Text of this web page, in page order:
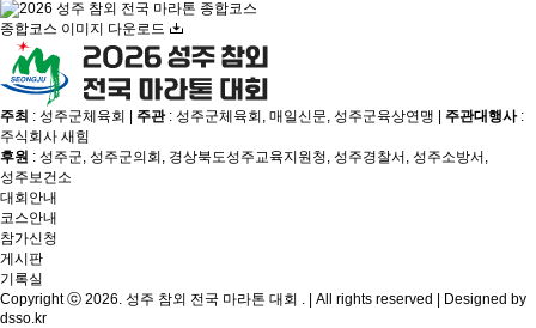
종합코스 이미지 다운로드
주최 : 성주군체육회 | 주관: 성주군체육회, 매일신문, 성주군육상연맹 | 주관대행사:
주식회사 새힘
후원 : 성주군, 성주군의회, 경상북도성주교육지원청, 성주경찰서, 성주소방서,
성주보건소
대회안내
코스안내
참가신청
게시판
기록실
Copyright ⓒ 2026. 성주 참외 전국 마라톤 대회 . | All rights reserved | Designed by
dsso.kr